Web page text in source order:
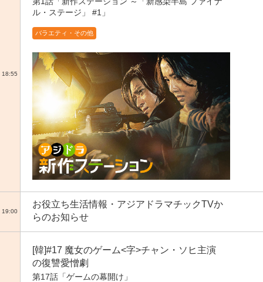
18:55
ル・ステージ」 #1」
バラエティ・その他
19:00
お役立ち生活情報・アジアドラマチックTVか
らのお知らせ
[韓]#17 魔女のゲーム<字>チャン・ソヒ主演
の復讐愛憎劇
第17話「ゲームの幕開け」